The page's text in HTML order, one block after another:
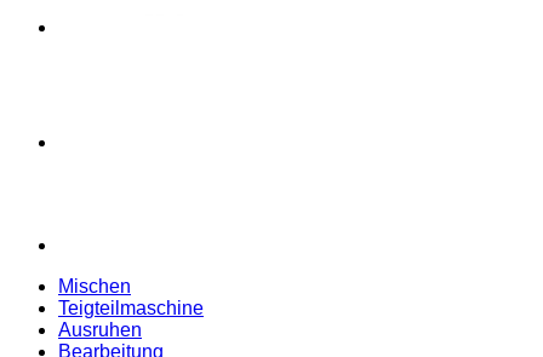
Mischen
Teigteilmaschine
Ausruhen
Bearbeitung